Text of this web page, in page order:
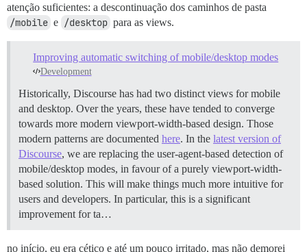
atenção suficientes: a descontinuação dos caminhos de pasta
/mobile e /desktop para as views.
Improving automatic switching of mobile/desktop modes
Development
Historically, Discourse has had two distinct views for mobile
and desktop. Over the years, these have tended to converge
towards more modern viewport-width-based design. Those
modern patterns are documented here. In the latest version of
Discourse, we are replacing the user-agent-based detection of
mobile/desktop modes, in favour of a purely viewport-width-
based solution. This will make things much more intuitive for
users and developers. In particular, this is a significant
improvement for ta…
no início, eu era cético e até um pouco irritado, mas não demorei